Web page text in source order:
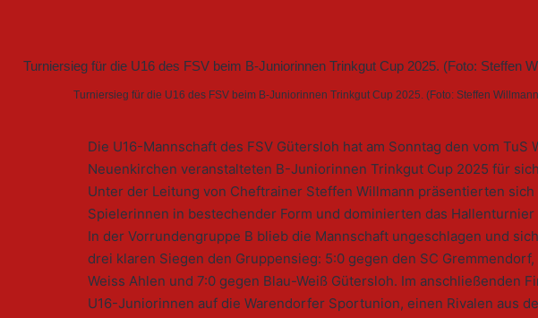
Turniersieg für die U16 des FSV beim B-Juniorinnen Trinkgut Cup 2025. (Foto: Steffen
Die U16-Mannschaft des FSV Gütersloh hat am Sonntag den vom TuS
Neuenkirchen veranstalteten B-Juniorinnen Trinkgut Cup 2025 für
Unter der Leitung von Cheftrainer Steffen Willmann präsentierten sich
Spielerinnen in bestechender Form und dominierten das Hallenturnier
In der Vorrundengruppe B blieb die Mannschaft ungeschlagen und
drei klaren Siegen den Gruppensieg: 5:0 gegen den SC
Weiss Ahlen und 7:0 gegen Blau-Weiß Gütersloh. Im anschließenden
U16-Juniorinnen auf die Warendorfer Sportunion, einen Rivalen aus